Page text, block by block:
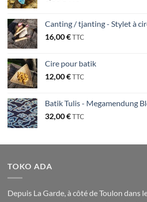
Canting / tjanting - Stylet à
16,00€TTC
Cire pour batik
12,00€TTC
Batik Tulis - Megamendung
32,00€TTC
TOKO ADA
Depuis La Garde, à côté de Toulon dans